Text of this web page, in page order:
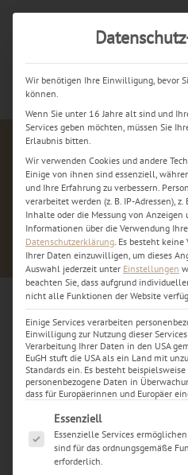
Jetzt
nachher
Wir benötigen Ihre Einwilligung, bevor
können.
Wenn Sie unter 16 Jahre alt sind und
Services geben möchten, müssen Sie
Erlaubnis bitten.
Wir verwenden Cookies und andere
Einige von ihnen sind essenziell,
und Ihre Erfahrung zu verbessern.
verarbeitet werden (z. B. IP-Adressen),
Inhalte oder die Messung von Anzeigen
Informationen über die Verwendung
Datenschutzerklärung. Es besteht
Ihrer Daten einzuwilligen, um dieses
Auswahl jederzeit unter Einstellungen
beachten Sie, dass aufgrund
nicht alle Funktionen der Website
Einige Services verarbeiten
Einwilligung zur Nutzung dieser
Verarbeitung Ihrer Daten in den USA
EuGH stuft die USA als ein Land mit
Standards ein. Es besteht beispielsweise
personenbezogene Daten in
dass für Europäerinnen und Europäer
Es folgt eine Liste der
Essenziell
Essenzielle Services
sind für das ordnungsgemäße
erforderlich.